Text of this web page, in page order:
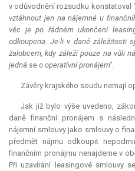
v odůvodnění rozsudku konstatoval
vztáhnout jen na nájemné u
věc je po řádném ukončení
odkoupena. Je-li v dané záležitosti
žalobcem, kdy záleží pouze na vůli
jedná se o operativní pronájem".
Závěry krajského soudu nemají
Jak již bylo výše uvedeno,
daně finanční pronájem s
nájemní smlouvy jako smlouvy o
předmět nájmu odkoupit
finančním pronájmu nenajdeme v
Při uzavírání leasingové smlouvy